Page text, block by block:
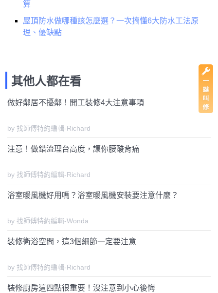
算
屋頂防水做哪種該怎麼選？一次搞懂6大防水工法原
理、優缺點
其他人都在看
做好鄰居不擾鄰！開工裝修4大注意事項
by 找師傅特約編輯-Richard
注意！做錯流理台高度，讓你腰酸背痛
by 找師傅特約編輯-Richard
浴室暖風機好用嗎？浴室暖風機安裝要注意什麼？
by 找師傅特約編輯-Wonda
裝修衛浴空間，這3個細節一定要注意
by 找師傅特約編輯-Richard
裝修廚房這四點很重要！沒注意到小心後悔